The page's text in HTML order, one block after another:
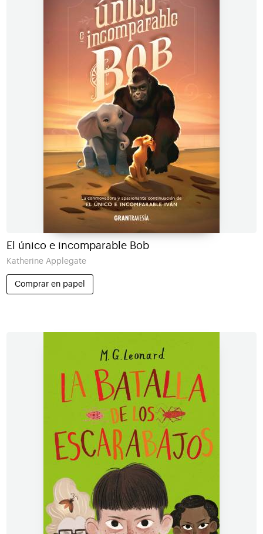
El único e incomparable Bob
Katherine Applegate
Comprar en papel